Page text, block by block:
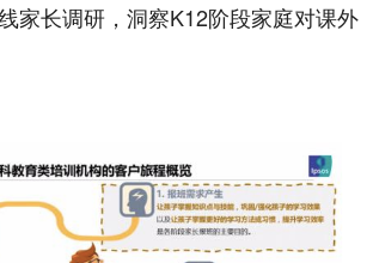
家长调研，洞察K12阶段家庭对课外